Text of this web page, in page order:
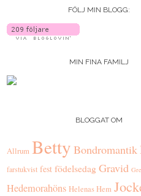
FÖLJ MIN BLOGG:
MIN FINA FAMILJ
BLOGGAT OM
Allrum Betty Bondromantik
farstukvist fest födelsedag Gravid
Hedemorahöns Helenas Hem